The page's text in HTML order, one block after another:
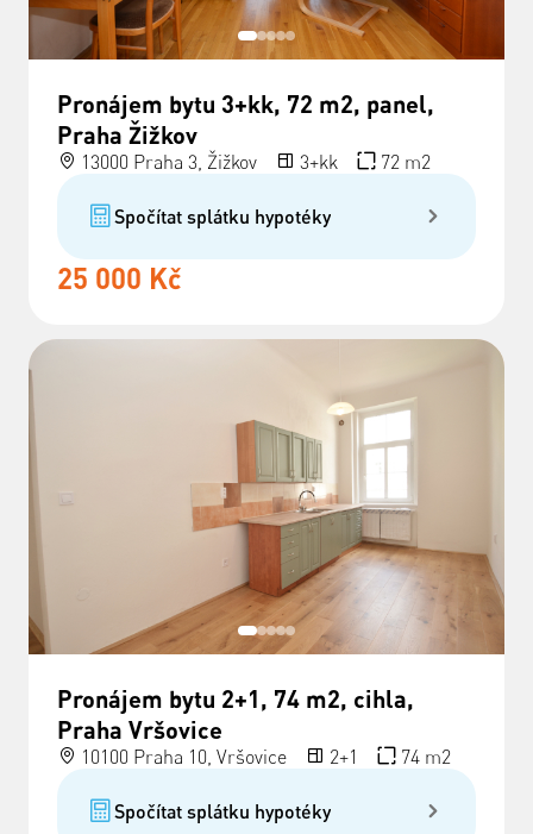
Pronájem bytu 3+kk, 72 m2, panel,
Praha Žižkov
13000 Praha 3, Žižkov 3+kk 72 m2
Spočítat splátku hypotéky
25 000 Kč
Pronájem bytu 2+1, 74 m2, cihla,
Praha Vršovice
10100 Praha 10, Vršovice 2+1 74 m2
Spočítat splátku hypotéky